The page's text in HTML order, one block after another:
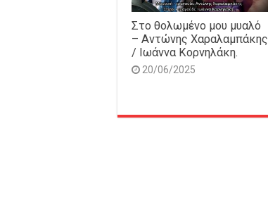
Στο θολωμένο μου μυαλό
– Αντώνης Χαραλαμπάκης
/ Ιωάννα Κορνηλάκη.
20/06/2025